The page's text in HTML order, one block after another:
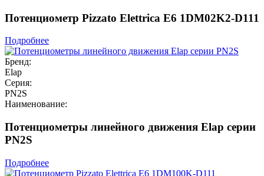
Потенциометр Pizzato Elettrica E6 1DM02K2-D111
Подробнее
Бренд:
Elap
Серия:
PN2S
Наименование:
Потенциометры линейного движения Elap серии
PN2S
Подробнее